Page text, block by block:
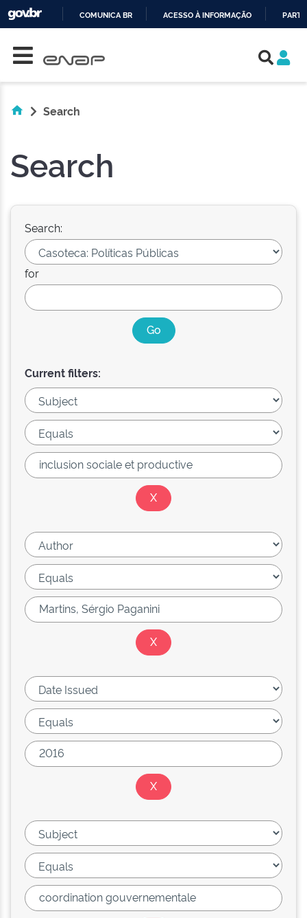
COMUNICA BR ACESSO À INFORMAÇÃO
Search
Search
Search:
for
Current filters: